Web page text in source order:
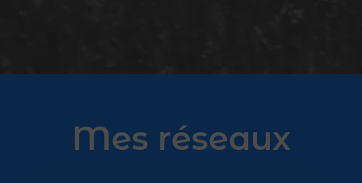
Mes réseaux